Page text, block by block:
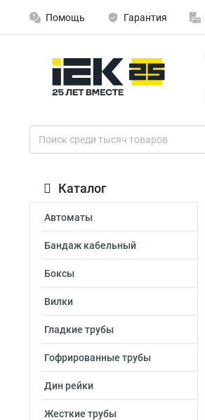
Помощь Гарантия
Каталог
Автоматы
Бандаж кабельный
Боксы
Вилки
Гладкие трубы
Гофрированные трубы
Дин рейки
Жесткие трубы